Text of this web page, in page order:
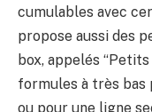
cumulables avec
propose aussi des
box, appelés
formules à très bas
ou pour une ligne